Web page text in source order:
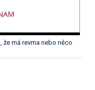
že má revma nebo něco